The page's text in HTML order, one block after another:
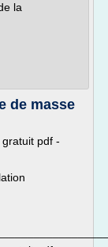
la
de masse
pdf -